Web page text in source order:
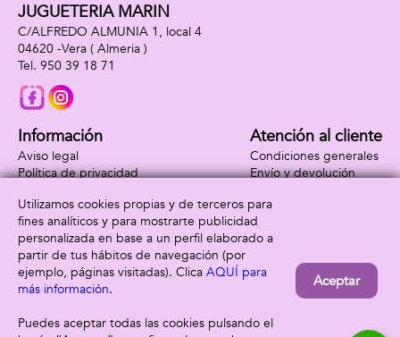
JUGUETERIA MARIN
C/ALFREDO ALMUNIA 1, local 4
04620 -Vera ( Almeria )
950 39 18 71
Información
Aviso legal
Política de privacidad
Atención al cliente
Condiciones generales
Envío y devolución
Formas de pago
Utilizamos cookies propias y de terceros para
fines analíticos y para mostrarte publicidad
personalizada en base a un perfil elaborado a
partir de tus hábitos de navegación (por
ejemplo, páginas visitadas). Clica AQUÍ para
más información.
Puedes aceptar todas las cookies pulsando el
Aceptar